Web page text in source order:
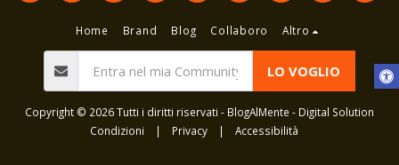
Home Brand Blog Collaboro Altro
LO VOGLIO
Copyright © 2026 Tutti i diritti riservati - BlogAlMente - Digital Solution
Condizioni | Privacy | Accessibilità